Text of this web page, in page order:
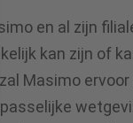
en al zijn
kan zijn of
Masimo